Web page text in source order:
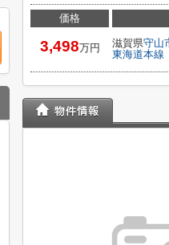
価格
3,498万円 滋賀県守山
東海道本線